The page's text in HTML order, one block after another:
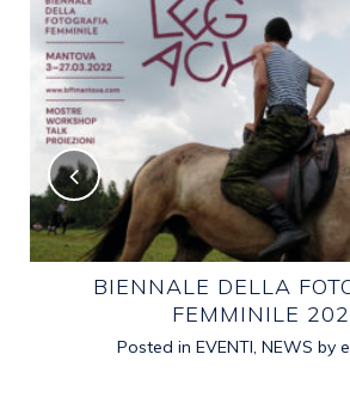
BIENNALE DELLA
FEMMINILE
Posted in EVENTI, NEWS by